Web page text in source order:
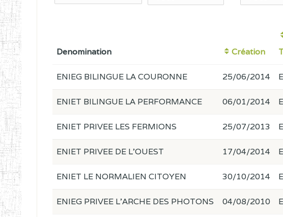
Denomination Création
ENIEG BILINGUE LA COURONNE 25/06/2014
ENIET BILINGUE LA PERFORMANCE 06/01/2014
ENIET PRIVEE LES FERMIONS 25/07/2013
ENIET PRIVEE DE L'OUEST 17/04/2014
ENIET LE NORMALIEN CITOYEN 30/10/2014
ENIEG PRIVEE L'ARCHE DES PHOTONS 04/08/2010